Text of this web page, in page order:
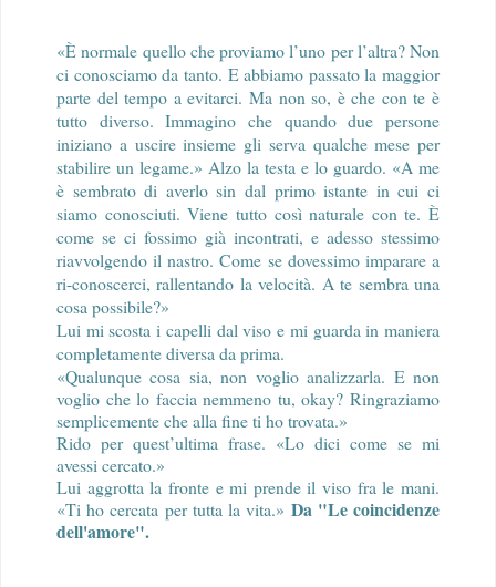
«È normale quello che proviamo l’uno per l’altra? Non
ci conosciamo da tanto. E abbiamo passato la maggior
parte del tempo a evitarci. Ma non so, è che con te è
tutto diverso. Immagino che quando due persone
iniziano a uscire insieme gli serva qualche mese per
stabilire un legame.» Alzo la testa e lo guardo. «A me
è sembrato di averlo sin dal primo istante in cui ci
siamo conosciuti. Viene tutto così naturale con te. È
come se ci fossimo già incontrati, e adesso stessimo
riavvolgendo il nastro. Come se dovessimo imparare a
ri-conoscerci, rallentando la velocità. A te sembra una
cosa possibile?»
Lui mi scosta i capelli dal viso e mi guarda in maniera
completamente diversa da prima.
«Qualunque cosa sia, non voglio analizzarla. E non
voglio che lo faccia nemmeno tu, okay? Ringraziamo
semplicemente che alla fine ti ho trovata.»
Rido per quest’ultima frase. «Lo dici come se mi
avessi cercato.»
Lui aggrotta la fronte e mi prende il viso fra le mani.
«Ti ho cercata per tutta la vita.» Da "Le coincidenze
dell'amore".